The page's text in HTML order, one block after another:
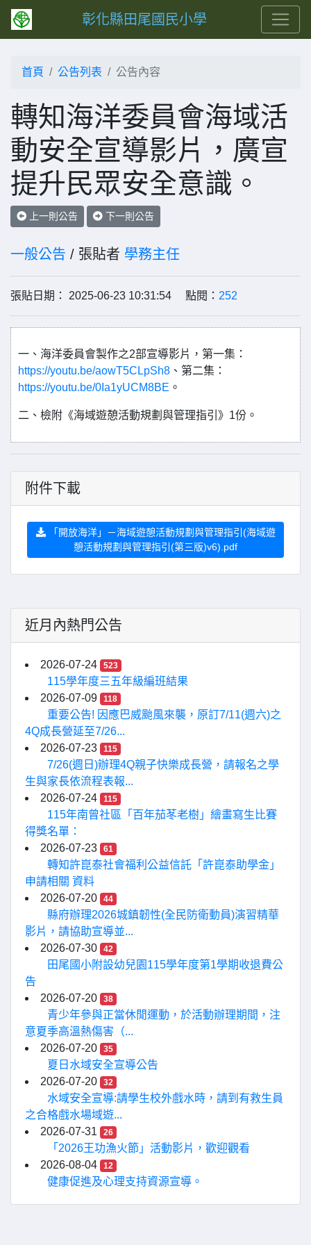
彰化縣田尾國民小學
首頁 公告列表 公告內容
轉知海洋委員會海域活
動安全宣導影片，廣宣
提升民眾安全意識。
上一則公告 下一則公告
一般公告 / 張貼者 學務主任
張貼日期： 2025-06-23 10:31:54 點閱： 252
一、海洋委員會製作之2部宣導影片，第一集：
https://youtu.be/aowT5CLpSh8 、第二集：
https://youtu.be/0Ia1yUCM8BE 。
二、檢附《海域遊憩活動規劃與管理指引》1份。
附件下載
「開放海洋」－海域遊憩活動規劃與管理指引(海域遊
憩活動規劃與管理指引(第三版)v6).pdf
近月內熱門公告
2026-07-24 523
115學年度三五年級編班結果
2026-07-09
118
重要公告! 因應巴威颱風來襲，原訂7/11(週六)之
4Q成長營延至7/26...
2026-07-23
115
7/26(週日)辦理4Q親子快樂成長營，請報名之學
生與家長依流程表報...
2026-07-24
115
115年南曾社區「百年茄苳老樹」繪畫寫生比賽
得獎名單：
2026-07-23
61
轉知許崑泰社會福利公益信託「許崑泰助學金」
申請相關 資料
2026-07-20
44
縣府辦理2026城鎮韌性(全民防衛動員)演習精華
影片，請協助宣導並...
2026-07-30
42
田尾國小附設幼兒園115學年度第1學期收退費公
告
2026-07-20
38
青少年參與正當休閒運動，於活動辦理期間，注
意夏季高溫熱傷害（...
2026-07-20
35
夏日水域安全宣導公告
2026-07-20
32
水域安全宣導:請學生校外戲水時，請到有救生員
之合格戲水場域遊...
2026-07-31
26
「2026王功漁火節」活動影片，歡迎觀看
2026-08-04
12
健康促進及心理支持資源宣導。